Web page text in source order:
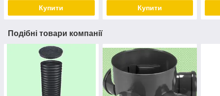
Купити Купити
Подібні товари компанії